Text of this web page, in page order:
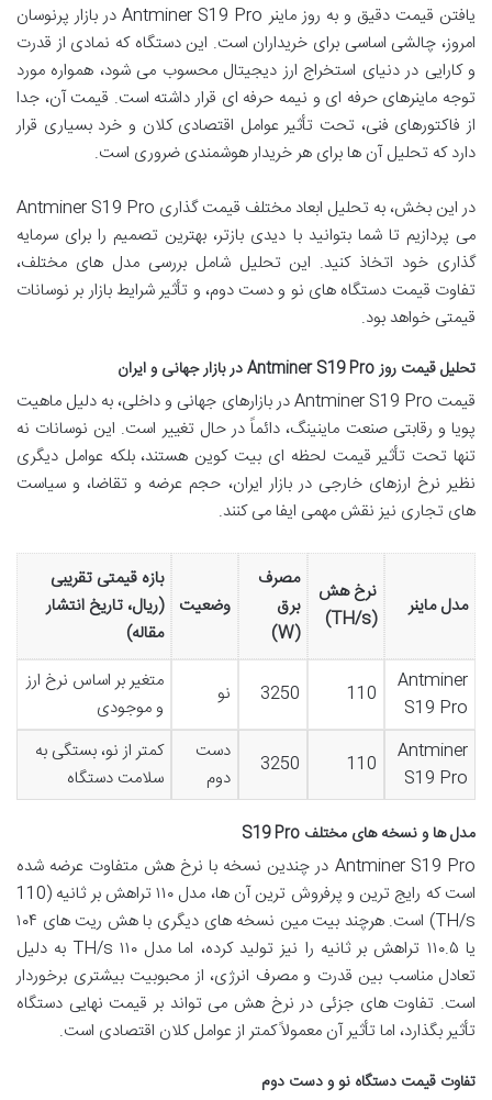
یافتن قیمت دقیق و به روز ماینر Antminer S19 Pro در بازار پرنوسان
امروز، چالشی اساسی برای خریداران است. این دستگاه که نمادی از قدرت
و کارایی در دنیای استخراج ارز دیجیتال محسوب می شود، همواره مورد
توجه ماینرهای حرفه ای و نیمه حرفه ای قرار داشته است. قیمت آن، جدا
از فاکتورهای فنی، تحت تأثیر عوامل اقتصادی کلان و خرد بسیاری قرار
دارد که تحلیل آن ها برای هر خریدار هوشمندی ضروری است.
در این بخش، به تحلیل ابعاد مختلف قیمت گذاری Antminer S19 Pro
می پردازیم تا شما بتوانید با دیدی بازتر، بهترین تصمیم را برای سرمایه
گذاری خود اتخاذ کنید. این تحلیل شامل بررسی مدل های مختلف،
تفاوت قیمت دستگاه های نو و دست دوم، و تأثیر شرایط بازار بر نوسانات
قیمتی خواهد بود.
تحلیل قیمت روز Antminer S19 Pro در بازار جهانی و ایران
قیمت Antminer S19 Pro در بازارهای جهانی و داخلی، به دلیل ماهیت
پویا و رقابتی صنعت ماینینگ، دائماً در حال تغییر است. این نوسانات نه
تنها تحت تأثیر قیمت لحظه ای بیت کوین هستند، بلکه عوامل دیگری
نظیر نرخ ارزهای خارجی در بازار ایران، حجم عرضه و تقاضا، و سیاست
های تجاری نیز نقش مهمی ایفا می کنند.
مدل ماینر
نرخ هش
(TH/s)
مصرف
برق
(W)
وضعیت
بازه قیمتی تقریبی
(ریال، تاریخ انتشار
مقاله)
Antminer
S19 Pro
110
3250 نو
متغیر بر اساس نرخ ارز
و موجودی
Antminer
S19 Pro
110
3250
دست
دوم
کمتر از نو، بستگی به
سلامت دستگاه
مدل ها و نسخه های مختلف S19 Pro
Antminer S19 Pro در چندین نسخه با نرخ هش متفاوت عرضه شده
است که رایج ترین و پرفروش ترین آن ها، مدل ۱۱۰ تراهش بر ثانیه (110
TH/s) است. هرچند بیت مین نسخه های دیگری با هش ریت های ۱۰۴
یا ۱۱۰.۵ تراهش بر ثانیه را نیز تولید کرده، اما مدل ۱۱۰ TH/s به دلیل
تعادل مناسب بین قدرت و مصرف انرژی، از محبوبیت بیشتری برخوردار
است. تفاوت های جزئی در نرخ هش می تواند بر قیمت نهایی دستگاه
تأثیر بگذارد، اما تأثیر آن معمولاً کمتر از عوامل کلان اقتصادی است.
تفاوت قیمت دستگاه نو و دست دوم